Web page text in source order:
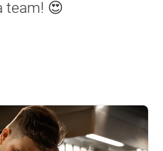
team! 😍